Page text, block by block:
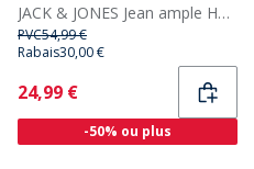
JACK & JONES Jean ample Homme Ron Original AM 192 Blue Denim
PVC54,99 €
Rabais30,00 €
Current
24,99 €
-50% ou plus